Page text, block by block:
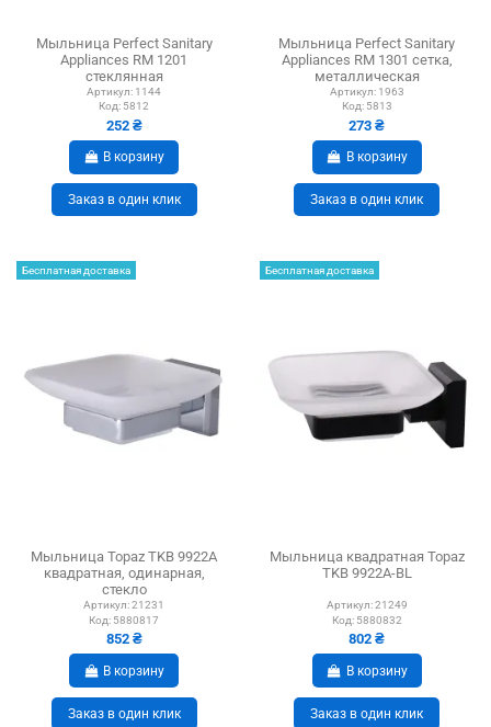
Мыльница Perfect Sanitary
Appliances RM 1201
стеклянная
Артикул: 1144
Код: 5812
252 ₴
В корзину
Заказ в один клик
Мыльница Perfect Sanitary
Appliances RM 1301 сетка,
металлическая
Артикул: 1963
Код: 5813
273 ₴
В корзину
Заказ в один клик
Бесплатная доставка
Мыльница Topaz TKB 9922A
квадратная, одинарная,
стекло
Артикул:21231
Код: 5880817
852 ₴
В корзину
Заказ в один клик
Бесплатная доставка
Мыльница квадратная Topaz
TKB 9922A-BL
Артикул:21249
Код: 5880832
802 ₴
В корзину
Заказ в один клик